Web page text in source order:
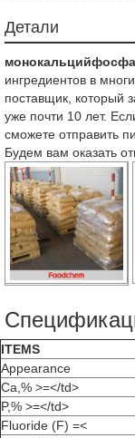
Детали
ингредиентов в
поставщик, который
уже почти 10 лет.
сможете отправить
Будем вам оказать
ITEMS
Appearance
Ca,% >=</td>
P,% >=</td>
Fluoride (F) =<